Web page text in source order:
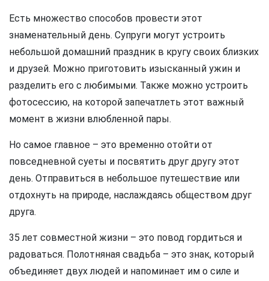
Есть множество способов провести этот
знаменательный день. Супруги могут устроить
небольшой домашний праздник в кругу своих близких
и друзей. Можно приготовить изысканный ужин и
разделить его с любимыми. Также можно устроить
фотосессию, на которой запечатлеть этот важный
момент в жизни влюбленной пары.
Но самое главное – это временно отойти от
повседневной суеты и посвятить друг другу этот
день. Отправиться в небольшое путешествие или
отдохнуть на природе, наслаждаясь обществом друг
друга.
35 лет совместной жизни – это повод гордиться и
радоваться. Полотняная свадьба – это знак, который
объединяет двух людей и напоминает им о силе и